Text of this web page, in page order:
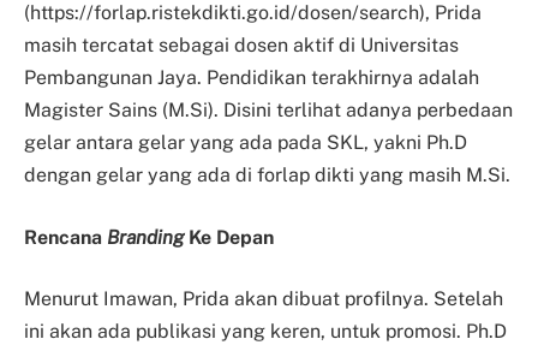
(https://forlap.ristekdikti.go.id/dosen/search), Prida
masih tercatat sebagai dosen aktif di Universitas
Pembangunan Jaya. Pendidikan terakhirnya adalah
Magister Sains (M.Si). Disini terlihat adanya perbedaan
gelar antara gelar yang ada pada SKL, yakni Ph.D
dengan gelar yang ada di forlap dikti yang masih M.Si.
Rencana BrandingKe Depan
Menurut Imawan, Prida akan dibuat profilnya. Setelah
ini akan ada publikasi yang keren, untuk promosi. Ph.D